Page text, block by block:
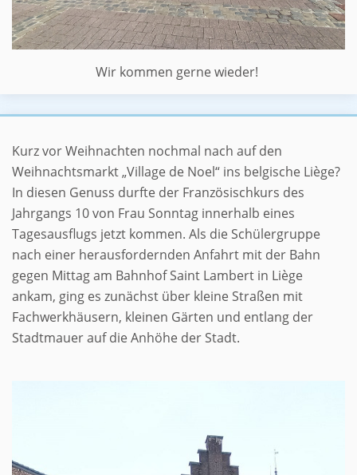
Wir kommen gerne wieder!
Schnell noch mal nach Liège?
Kurz vor Weihnachten nochmal nach auf den
Weihnachtsmarkt „Village de Noel“ ins belgische Liège?
In diesen Genuss durfte der Französischkurs des
Jahrgangs 10 von Frau Sonntag innerhalb eines
Tagesausflugs jetzt kommen. Als die Schülergruppe
nach einer herausfordernden Anfahrt mit der Bahn
gegen Mittag am Bahnhof Saint Lambert in Liège
ankam, ging es zunächst über kleine Straßen mit
Fachwerkhäusern, kleinen Gärten und entlang der
Stadtmauer auf die Anhöhe der Stadt.